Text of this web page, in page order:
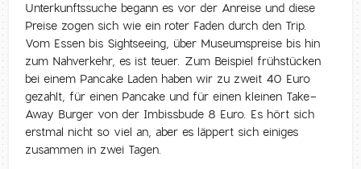
Unterkunftssuche begann es vor der Anreise und diese
Preise zogen sich wie ein roter Faden durch den Trip.
Vom Essen bis Sightseeing, über Museumspreise bis hin
zum Nahverkehr, es ist teuer. Zum Beispiel frühstücken
bei einem Pancake Laden haben wir zu zweit 40 Euro
gezahlt, für einen Pancake und für einen kleinen Take-
Away Burger von der Imbissbude 8 Euro. Es hört sich
erstmal nicht so viel an, aber es läppert sich einiges
zusammen in zwei Tagen.